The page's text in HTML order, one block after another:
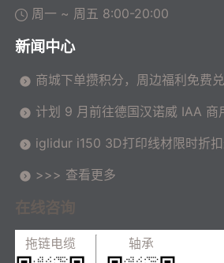
周一 ~ 周五 8:00-20:00
新闻中心
商城下单攒积分，周边福利免费兑
计划 9 月前往德国汉诺威 IAA 商
iglidur i150 3D打印线材限时折
>>> 查看更多
拖链电缆 轴承